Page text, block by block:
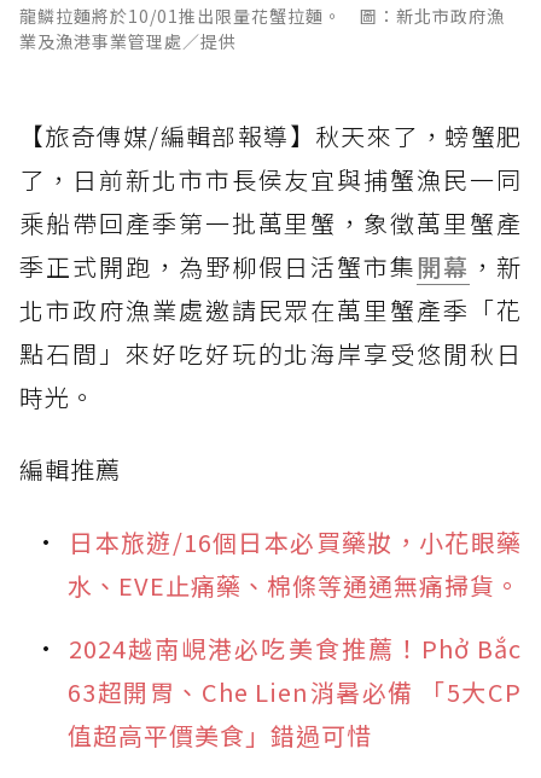
龍鱗拉麵將於10/01推出限量花蟹拉麵。 圖：新北市政府漁
業及漁港事業管理處／提供
【旅奇傳媒/編輯部報導】秋天來了，螃蟹肥
了，日前新北市市長侯友宜與捕蟹漁民一同
乘船帶回產季第一批萬里蟹，象徵萬里蟹產
季正式開跑，為野柳假日活蟹市集開幕 ，新
北市政府漁業處邀請民眾在萬里蟹產季「花
點石間」來好吃好玩的北海岸享受悠閒秋日
時光。
編輯推薦
日本旅遊/16個日本必買藥妝，小花眼藥
水、EVE止痛藥、棉條等通通無痛掃貨。
2024越南峴港必吃美食推薦！Phở Bắc
63超開胃、Che Lien消暑必備 「5大CP
值超高平價美食」錯過可惜